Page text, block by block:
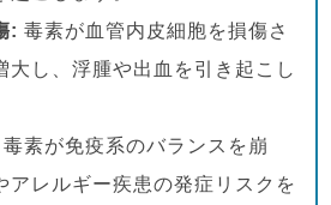
: 毒素が血管内皮細胞を損傷さ
大し、浮腫や出血を引き起こし
毒素が免疫系のバランスを崩
アレルギー疾患の発症リスクを